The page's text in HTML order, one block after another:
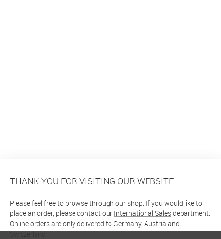
THANK YOU FOR VISITING OUR WEBSITE.
Please feel free to browse through our shop. If you would like to
place an order, please contact our International Salesdepartment.
Online orders are only delivered to Germany, Austria and
Switzerland